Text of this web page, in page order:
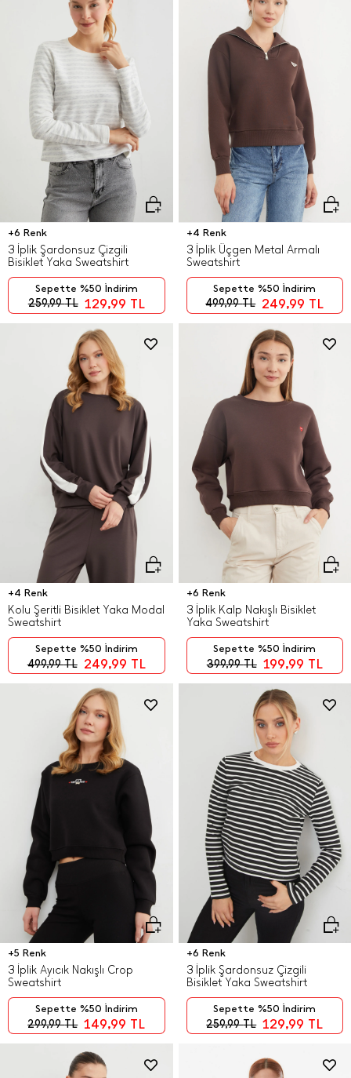
+6 Renk
3 İplik Şardonsuz Çizgili
Bisiklet Yaka Sweatshirt
259,99TL 129,99 TL
Sepette %50 İndirim
+4 Renk
3 İplik Üçgen Metal Armalı
Sweatshirt
499,99TL 249,99 TL
Sepette %50 İndirim
+4 Renk
Kolu Şeritli Bisiklet Yaka Modal
Sweatshirt
499,99TL 249,99 TL
Sepette %50 İndirim
+6 Renk
3 İplik Kalp Nakışlı Bisiklet
Yaka Sweatshirt
399,99TL 199,99 TL
Sepette %50 İndirim
+5 Renk
3 İplik Ayıcık Nakışlı Crop
Sweatshirt
299,99TL 149,99 TL
Sepette %50 İndirim
+6 Renk
3 İplik Şardonsuz Çizgili
Bisiklet Yaka Sweatshirt
259,99TL 129,99 TL
Sepette %50 İndirim